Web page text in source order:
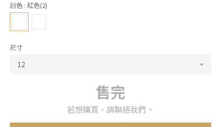
顔色 : 紅色(2)
尺寸
售完
若想購買，請聯絡我們。